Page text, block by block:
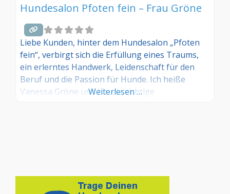
Hundesalon Pfoten fein – Frau Gröne
Liebe Kunden, hinter dem Hundesalon „Pfoten
fein“, verbirgt sich die Erfüllung eines Traums,
ein erlerntes Handwerk, Leidenschaft für den
Beruf und die Passion für Hunde. Ich heiße
Vanessa Gröne und bin die richtige
Weiterlesen …